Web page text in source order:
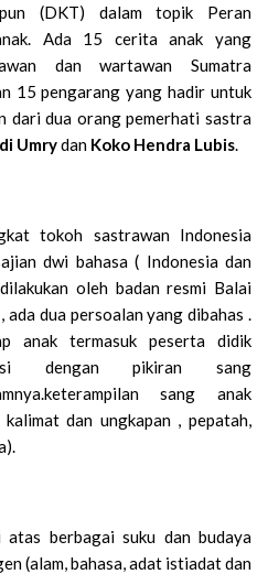
(DKT) dalam topik Peran
Ada 15 cerita anak yang
dan wartawan Sumatra
15 pengarang yang hadir untuk
dari dua orang pemerhati sastra
Umrydan Koko Hendra Lubis.
tokoh sastrawan Indonesia
dwi bahasa ( Indonesia dan
oleh badan resmi Balai
ada dua persoalan yang dibahas .
anak termasuk peserta didik
dengan pikiran sang
sang anak
dan ungkapan , pepatah,
berbagai suku dan budaya
(alam, bahasa, adat istiadat dan